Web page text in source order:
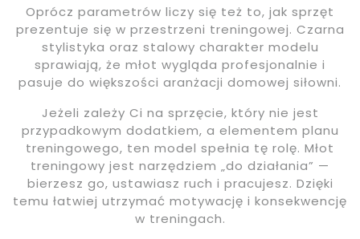
Oprócz parametrów liczy się też to, jak sprzęt
prezentuje się w przestrzeni treningowej. Czarna
stylistyka oraz stalowy charakter modelu
sprawiają, że młot wygląda profesjonalnie i
pasuje do większości aranżacji domowej siłowni.
Jeżeli zależy Ci na sprzęcie, który nie jest
przypadkowym dodatkiem, a elementem planu
treningowego, ten model spełnia tę rolę. Młot
treningowy jest narzędziem „do działania” —
bierzesz go, ustawiasz ruch i pracujesz. Dzięki
temu łatwiej utrzymać motywację i konsekwencję
w treningach.